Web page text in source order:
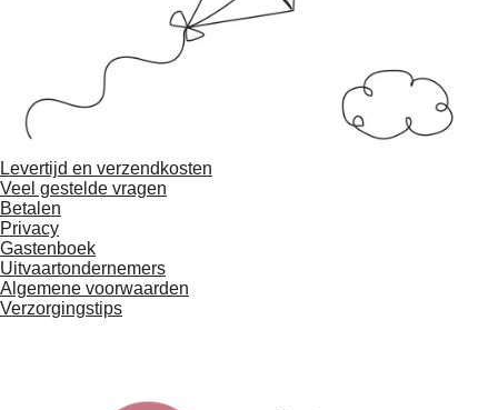
Levertijd en verzendkosten
Veel gestelde vragen
Betalen
Privacy
Gastenboek
Uitvaartondernemers
Algemene voorwaarden
Verzorgingstips